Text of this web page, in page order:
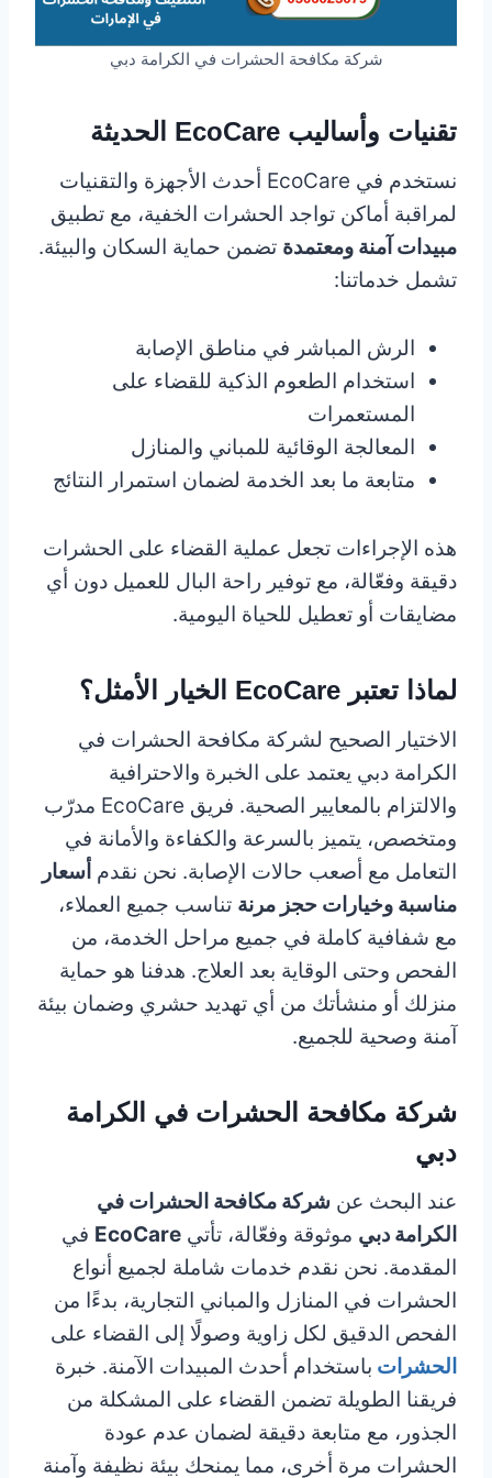
شركة مكافحة الحشرات في الكرامة دبي
تقنيات وأساليب EcoCare الحديثة
نستخدم في EcoCare أحدث الأجهزة والتقنيات
لمراقبة أماكن تواجد الحشرات الخفية، مع تطبيق
مبيدات آمنة ومعتمدة تضمن حماية السكان والبيئة.
تشمل خدماتنا:
الرش المباشر في مناطق الإصابة
استخدام الطعوم الذكية للقضاء على
المستعمرات
المعالجة الوقائية للمباني والمنازل
متابعة ما بعد الخدمة لضمان استمرار النتائج
هذه الإجراءات تجعل عملية القضاء على الحشرات
دقيقة وفعّالة، مع توفير راحة البال للعميل دون أي
مضايقات أو تعطيل للحياة اليومية.
لماذا تعتبر EcoCare الخيار الأمثل؟
الاختيار الصحيح لشركة مكافحة الحشرات في
الكرامة دبي يعتمد على الخبرة والاحترافية
والالتزام بالمعايير الصحية. فريق EcoCare مدرّب
ومتخصص، يتميز بالسرعة والكفاءة والأمانة في
التعامل مع أصعب حالات الإصابة. نحن نقدم أسعار
مناسبة وخيارات حجز مرنة تناسب جميع العملاء،
مع شفافية كاملة في جميع مراحل الخدمة، من
الفحص وحتى الوقاية بعد العلاج. هدفنا هو حماية
منزلك أو منشأتك من أي تهديد حشري وضمان بيئة
آمنة وصحية للجميع.
شركة مكافحة الحشرات في الكرامة
دبي
عند البحث عن شركة مكافحة الحشرات في
الكرامة دبي موثوقة وفعّالة، تأتي EcoCare في
المقدمة. نحن نقدم خدمات شاملة لجميع أنواع
الحشرات في المنازل والمباني التجارية، بدءًا من
الفحص الدقيق لكل زاوية وصولًا إلى القضاء على
الحشرات باستخدام أحدث المبيدات الآمنة. خبرة
فريقنا الطويلة تضمن القضاء على المشكلة من
الجذور، مع متابعة دقيقة لضمان عدم عودة
الحشرات مرة أخرى، مما يمنحك بيئة نظيفة وآمنة